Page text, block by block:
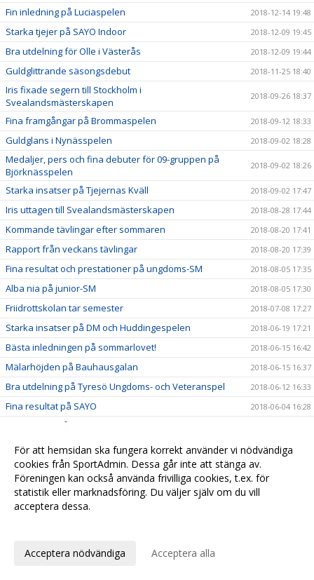
Fin inledning på Luciaspelen 2018-12-14 19:48
Starka tjejer på SAYO Indoor 2018-12-09 19:45
Bra utdelning för Olle i Västerås 2018-12-09 19:44
Guldglittrande säsongsdebut 2018-11-25 18:40
Iris fixade segern till Stockholm i
Svealandsmästerskapen
2018-09-26 18:37
Fina framgångar på Brommaspelen 2018-09-12 18:33
Guldglans i Nynässpelen 2018-09-02 18:28
Medaljer, pers och fina debuter för 09-gruppen på
Björknässpelen
2018-09-02 18:26
Starka insatser på Tjejernas Kväll 2018-09-02 17:47
Iris uttagen till Svealandsmästerskapen 2018-08-28 17:44
Kommande tävlingar efter sommaren 2018-08-20 17:41
Rapport från veckans tävlingar 2018-08-20 17:39
Fina resultat och prestationer på ungdoms-SM 2018-08-05 17:35
Alba nia på junior-SM 2018-08-05 17:30
Friidrottskolan tar semester 2018-07-08 17:27
Starka insatser på DM och Huddingespelen 2018-06-19 17:21
Bästa inledningen på sommarlovet! 2018-06-15 16:42
Mälarhöjden på Bauhausgalan 2018-06-15 16:37
Bra utdelning på Tyresö Ungdoms- och Veteranspel 2018-06-12 16:33
Fina resultat på SAYO 2018-06-04 16:28
Magiskt bra på Mälaröspelen
Fin utdelning på Stora Turebergskastet 2018-05-30 16:17
Nära final på Stafett-SM 2018-05-30 16:11
Bra utdelning i Täby Open 2018-05-21 16:09
Fina framgångar på Hellaskastet
Iris och Olle tog sista chansen att persa inomhus
För att hemsidan ska fungera korrekt använder vi nödvändiga
cookies från SportAdmin. Dessa går inte att stänga av.
Föreningen kan också använda frivilliga cookies, t.ex. för
statistik eller marknadsföring. Du väljer själv om du vill
acceptera dessa.
Acceptera nödvändiga Acceptera alla